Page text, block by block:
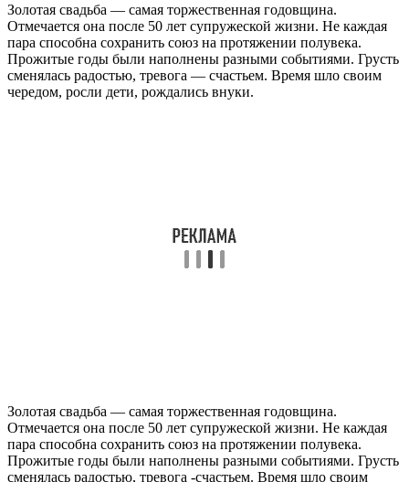
Золотая свадьба — самая торжественная годовщина.
Отмечается она после 50 лет супружеской жизни. Не каждая
пара способна сохранить союз на протяжении полувека.
Прожитые годы были наполнены разными событиями. Грусть
сменялась радостью, тревога — счастьем. Время шло своим
чередом, росли дети, рождались внуки.
Золотая свадьба — самая торжественная годовщина.
Отмечается она после 50 лет супружеской жизни. Не каждая
пара способна сохранить союз на протяжении полувека.
Прожитые годы были наполнены разными событиями. Грусть
сменялась радостью, тревога -счастьем. Время шло своим